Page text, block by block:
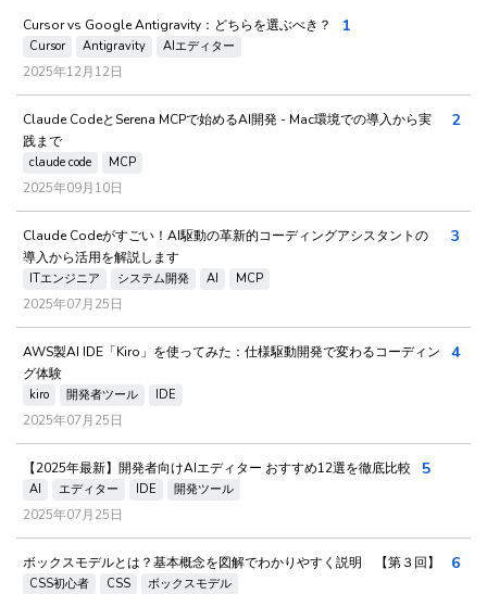
Cursor vs Google Antigravity：どちらを選ぶべき？
Cursor Antigravity AIエディター
2025年12月12日
1
Claude CodeとSerena MCPで始めるAI開発 - Mac環境での導入から実
践まで
claude code MCP
2025年09月10日
2
Claude Codeがすごい！AI駆動の革新的コーディングアシスタントの
導入から活用を解説します
ITエンジニア システム開発 AI MCP
2025年07月25日
3
AWS製AI IDE「Kiro」を使ってみた：仕様駆動開発で変わるコーディン
グ体験
kiro 開発者ツール IDE
2025年07月25日
4
【2025年最新】開発者向けAIエディター おすすめ12選を徹底比較
AI エディター IDE 開発ツール
2025年07月25日
5
ボックスモデルとは？基本概念を図解でわかりやすく説明 【第３回】
CSS初心者 CSS ボックスモデル
6